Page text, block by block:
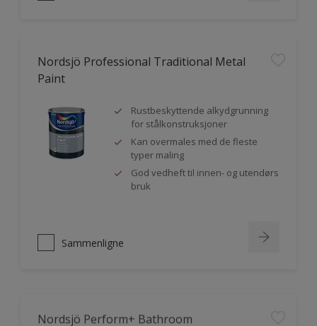
Nordsjö Professional Traditional Metal
Paint
Rustbeskyttende alkydgrunning
for stålkonstruksjoner
Kan overmales med de fleste
typer maling
God vedheft til innen- og utendørs
bruk
Sammenligne
Nordsjö Perform+ Bathroom